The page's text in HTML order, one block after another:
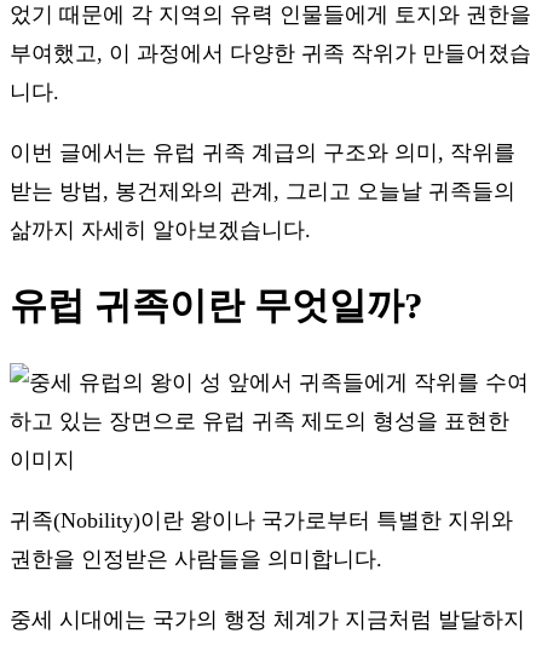
었기 때문에 각 지역의 유력 인물들에게 토지와 권한을
부여했고, 이 과정에서 다양한 귀족 작위가 만들어졌습
니다.
이번 글에서는 유럽 귀족 계급의 구조와 의미, 작위를
받는 방법, 봉건제와의 관계, 그리고 오늘날 귀족들의
삶까지 자세히 알아보겠습니다.
유럽 귀족이란 무엇일까?
귀족(Nobility)이란 왕이나 국가로부터 특별한 지위와
권한을 인정받은 사람들을 의미합니다.
중세 시대에는 국가의 행정 체계가 지금처럼 발달하지